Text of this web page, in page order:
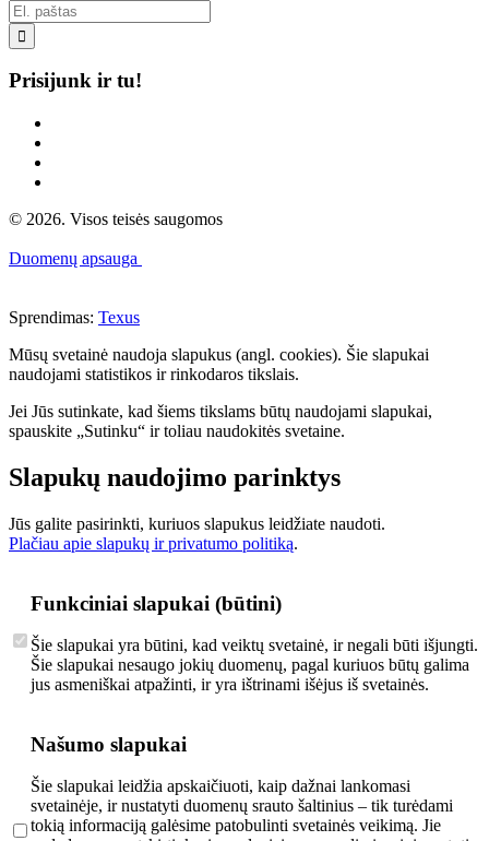

Prisijunk ir tu!
© 2026. Visos teisės saugomos
Duomenų apsauga
Sprendimas: Texus
Mūsų svetainė naudoja slapukus (angl. cookies). Šie slapukai
naudojami statistikos ir rinkodaros tikslais.
Jei Jūs sutinkate, kad šiems tikslams būtų naudojami slapukai,
spauskite „Sutinku“ ir toliau naudokitės svetaine.
Slapukų naudojimo parinktys
Jūs galite pasirinkti, kuriuos slapukus leidžiate naudoti.
Plačiau apie slapukų ir privatumo politiką.
Funkciniai slapukai (būtini)
Šie slapukai yra būtini, kad veiktų svetainė, ir negali būti išjungti.
Šie slapukai nesaugo jokių duomenų, pagal kuriuos būtų galima
jus asmeniškai atpažinti, ir yra ištrinami išėjus iš svetainės.
Našumo slapukai
Šie slapukai leidžia apskaičiuoti, kaip dažnai lankomasi
svetainėje, ir nustatyti duomenų srauto šaltinius – tik turėdami
tokią informaciją galėsime patobulinti svetainės veikimą. Jie